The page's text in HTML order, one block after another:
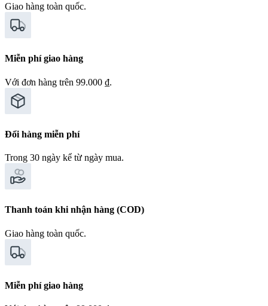
Giao hàng toàn quốc.
Miễn phí giao hàng
Với đơn hàng trên 99.000 ₫.
Đổi hàng miễn phí
Trong 30 ngày kể từ ngày mua.
Thanh toán khi nhận hàng (COD)
Giao hàng toàn quốc.
Miễn phí giao hàng